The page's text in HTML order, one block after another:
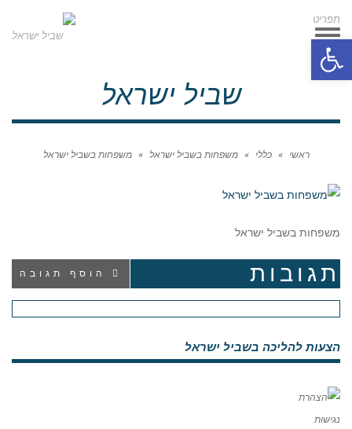
פתח סרגל נגישות
תפריט
תפריט
שביל ישראל
ראשי » כללי » משפחות בשביל ישראל » משפחות בשביל ישראל
משפחות בשביל ישראל
תגובות הוסף תגובה
הצעות להליכה בשביל ישראל